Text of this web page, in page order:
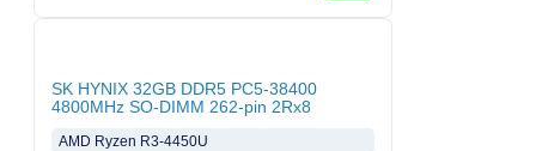
SK HYNIX 32GB DDR5 PC5-38400
4800MHz SO-DIMM 262-pin 2Rx8
AMD Ryzen R3-4450U